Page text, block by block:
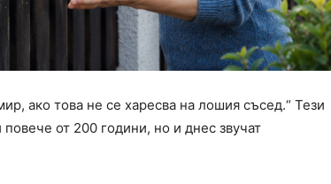
ако това не се харесва на лошия съсед.“ Тези
от 200 години, но и днес звучат